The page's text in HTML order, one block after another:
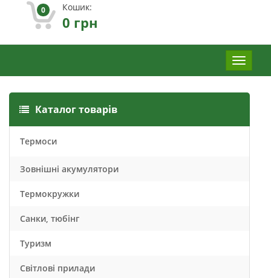
0 Кошик:
0 грн
Меню
Каталог товарів
Термоси
Зовнішні акумулятори
Термокружки
Санки, тюбінг
Туризм
Світлові прилади